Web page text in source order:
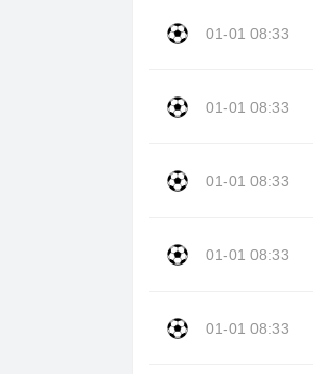
01-01 08:33
01-01 08:33
01-01 08:33
01-01 08:33
01-01 08:33